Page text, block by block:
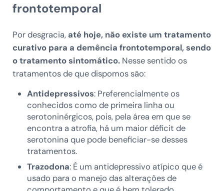
frontotemporal
Por desgracia, até hoje, não existe um tratamento
curativo para a demência frontotemporal, sendo
o tratamento sintomático.Nesse sentido os
tratamentos de que dispomos são:
Antidepressivos: Preferencialmente os
conhecidos como de primeira linha ou
serotoninérgicos, pois, pela área em que se
encontra a atrofia, há um maior déficit de
serotonina que pode beneficiar-se desses
tratamentos.
Trazodona: É um antidepressivo atípico que é
usado para o manejo das alterações de